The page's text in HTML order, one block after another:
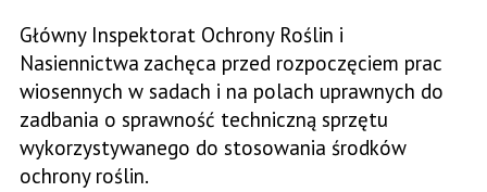
Główny Inspektorat Ochrony Roślin i
Nasiennictwa zachęca przed rozpoczęciem prac
wiosennych w sadach i na polach uprawnych do
zadbania o sprawność techniczną sprzętu
wykorzystywanego do stosowania środków
ochrony roślin.